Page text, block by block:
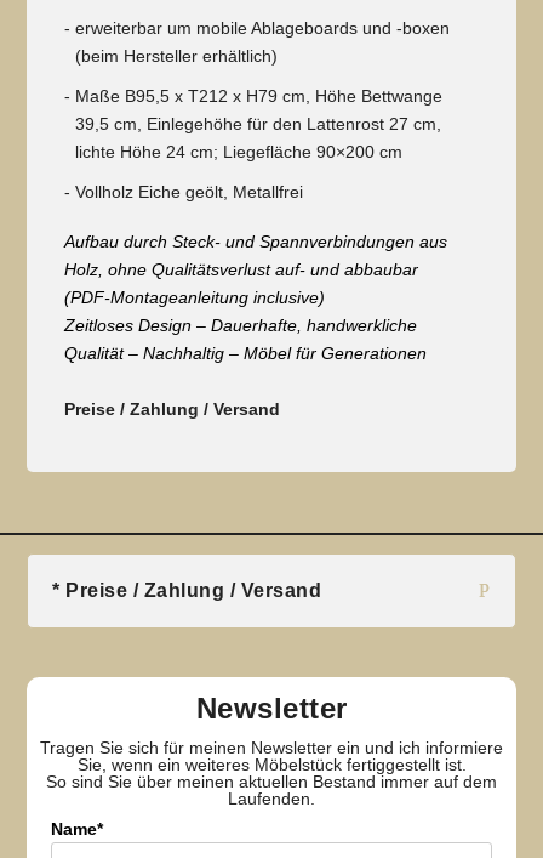
erweiterbar um mobile Ablageboards und -boxen
(beim Hersteller erhältlich)
Maße B95,5 x T212 x H79 cm, Höhe Bettwange
39,5 cm, Einlegehöhe für den Lattenrost 27 cm,
lichte Höhe 24 cm; Liegefläche 90×200 cm
Vollholz Eiche geölt, Metallfrei
Aufbau durch Steck- und Spannverbindungen aus
Holz, ohne Qualitätsverlust auf- und abbaubar
(PDF-Montageanleitung inclusive)
Zeitloses Design – Dauerhafte, handwerkliche
Qualität – Nachhaltig – Möbel für Generationen
Preise / Zahlung / Versand
* Preise / Zahlung / Versand
Newsletter
Tragen Sie sich für meinen Newsletter ein und ich informiere
Sie, wenn ein weiteres Möbelstück fertiggestellt ist.
So sind Sie über meinen aktuellen Bestand immer auf dem
Laufenden.
Name*